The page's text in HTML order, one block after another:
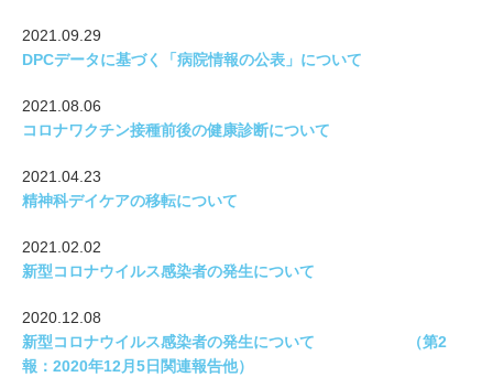
2021.09.29
DPCデータに基づく「病院情報の公表」について
2021.08.06
コロナワクチン接種前後の健康診断について
2021.04.23
精神科デイケアの移転について
2021.02.02
新型コロナウイルス感染者の発生について
2020.12.08
新型コロナウイルス感染者の発生について （第2
報：2020年12月5日関連報告他）